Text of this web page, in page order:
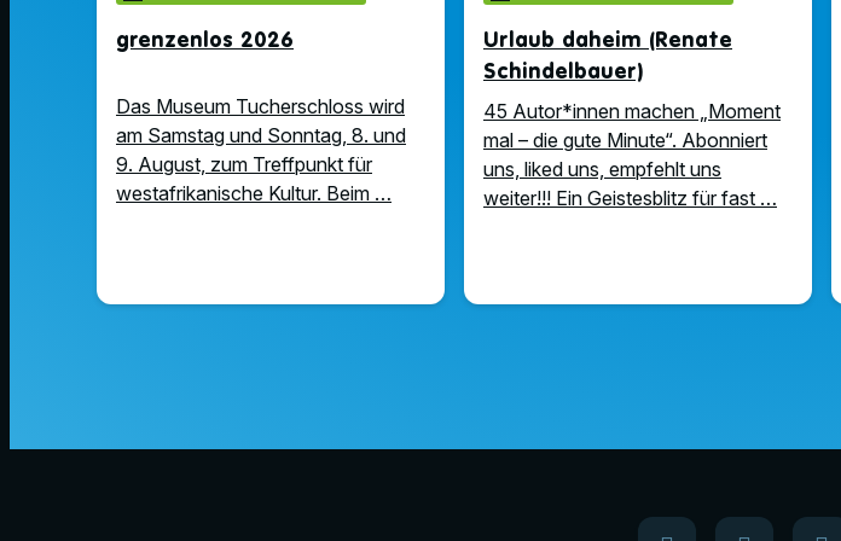
grenzenlos 2026
Das Museum Tucherschloss wird
am Samstag und Sonntag, 8. und
9. August, zum Treffpunkt für
westafrikanische Kultur. Beim …
Urlaub daheim (Renate
Schindelbauer)
45 Autor*innen machen „Moment
mal – die gute Minute“. Abonniert
uns, liked uns, empfehlt uns
weiter!!! Ein Geistesblitz für fast …